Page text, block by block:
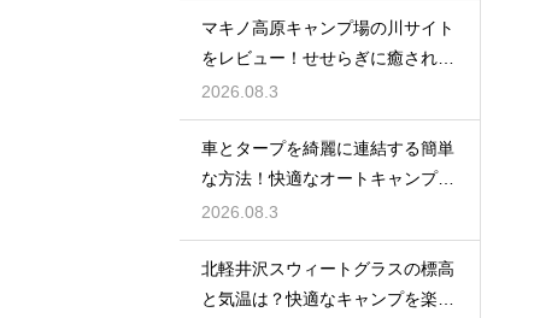
マキノ高原キャンプ場の川サイト
をレビュー！せせらぎに癒される
極上の空間
2026.08.3
車とタープを綺麗に連結する簡単
な方法！快適なオートキャンプ空
間の作り方
2026.08.3
北軽井沢スウィートグラスの標高
と気温は？快適なキャンプを楽し